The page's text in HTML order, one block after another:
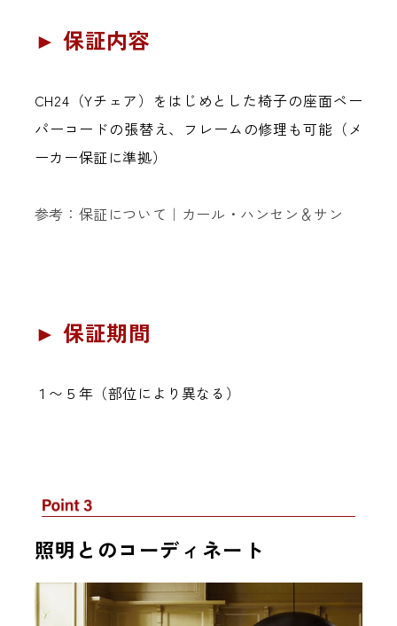
► 保証内容
CH24（Yチェア）をはじめとした椅子の座面ペー
パーコードの張替え、フレームの修理も可能（メ
ーカー保証に準拠）
参考：保証について｜カール・ハンセン＆サン
► 保証期間
１〜５年（部位により異なる）
照明とのコーディネート